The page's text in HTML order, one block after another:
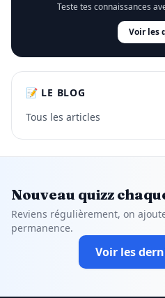
Teste tes connaissances
Voir les
📝 LE BLOG
Tous les articles
Nouveau quizz
Reviens régulièrement, on
permanence.
Voir les